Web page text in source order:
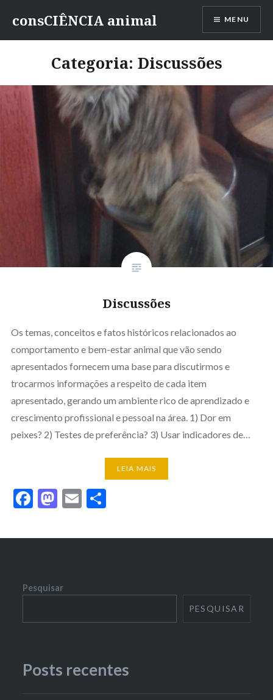
consCIÊNCIA animal MENU
Categoria: Discussões
Discussões
Os temas, conceitos e fatos históricos relacionados ao
comportamento e bem-estar animal que vão sendo
apresentados fornecem uma base para discutirmos e
trocarmos informações a respeito de cada item
apresentado, gerando um ambiente rico de aprendizado e
crescimento profissional e pessoal na área. 1) Dor em
peixes? 2) Testes de preferência? 3) Usar indicadores de…
LEIA MAIS
Facebook
Mastodon
EmailShare
Pesquisar
PESQUISAR
Posts recentes